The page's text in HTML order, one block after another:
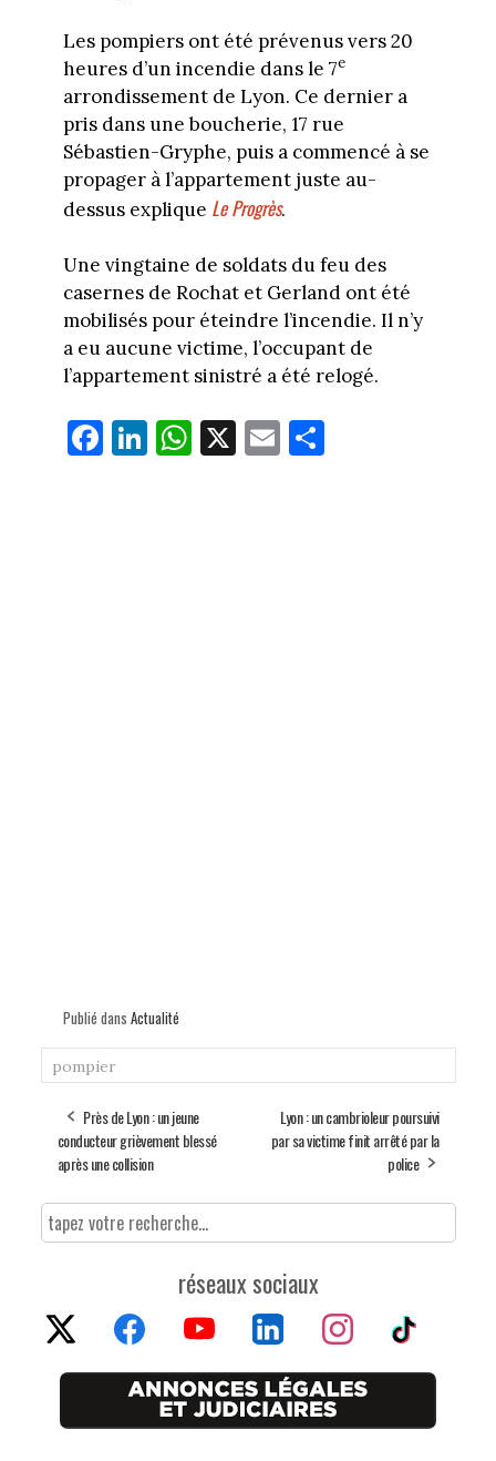
Les pompiers ont été prévenus vers 20
heures d’un incendie dans le 7e
arrondissement de Lyon. Ce dernier a
pris dans une boucherie, 17 rue
Sébastien-Gryphe, puis a commencé à se
propager à l’appartement juste au-
dessus explique Le Progrès.
Une vingtaine de soldats du feu des
casernes de Rochat et Gerland ont été
mobilisés pour éteindre l’incendie. Il n’y
a eu aucune victime, l’occupant de
l’appartement sinistré a été relogé.
Fa
ce
Li
nk
W
ha
X E
m
Pa
rt
Publié dans Actualité
pompier
Près de Lyon : un jeune
conducteur grièvement blessé
après une collision
Lyon : un cambrioleur poursuivi
par sa victime finit arrêté par la
police
réseaux sociaux